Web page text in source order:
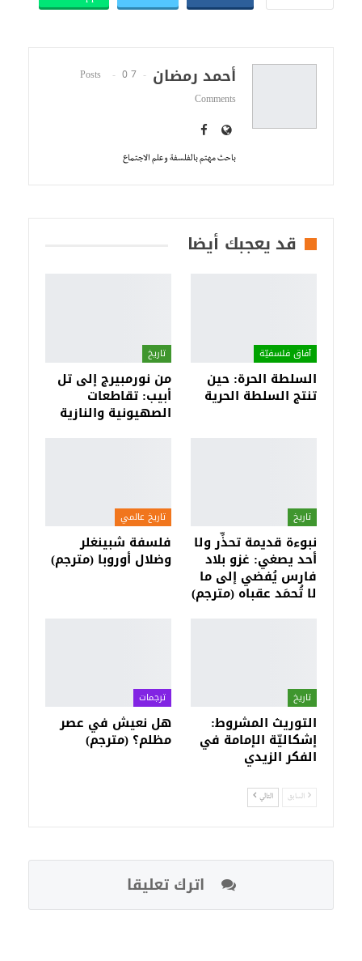
أحمد رمضان 7 Posts
0
Comments
باحث مهتم بالفلسفة وعلم الاجتماع
قد يعجبك أيضا
آفاق فلسفيّة‎
السلطة الحرة: حين
تنتج السلطة الحرية
تاريخ
من نورمبيرج إلى تل
أبيب: تقاطعات
الصهيونية والنازية
تاريخ
نبوءة قديمة تحذِّر ولا
أحد يصغي: غزو بلاد
فارس يُفضي إلى ما
لا تُحمَد عقباه (مترجم)
تاريخ عالمي
فلسفة شبينغلر
وضلال أوروبا (مترجم)
تاريخ
التوريث المشروط:
إشكاليّة الإمامة في
الفكر الزيدي
ترجمات
هل نعيش في عصر
مظلم؟ (مترجم)
السابق التالي
اترك تعليقا